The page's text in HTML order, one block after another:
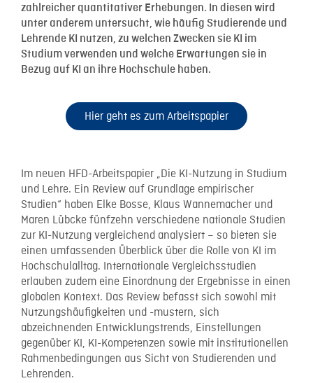
zahlreicher quantitativer Erhebungen. In diesen wird
unter anderem untersucht, wie häufig Studierende und
Lehrende KI nutzen, zu welchen Zwecken sie KI im
Studium verwenden und welche Erwartungen sie in
Bezug auf KI an ihre Hochschule haben.
Hier geht es zum Arbeitspapier
Im neuen HFD-Arbeitspapier „Die KI-Nutzung in Studium
und Lehre. Ein Review auf Grundlage empirischer
Studien“ haben Elke Bosse, Klaus Wannemacher und
Maren Lübcke fünfzehn verschiedene nationale Studien
zur KI-Nutzung vergleichend analysiert – so bieten sie
einen umfassenden Überblick über die Rolle von KI im
Hochschulalltag. Internationale Vergleichsstudien
erlauben zudem eine Einordnung der Ergebnisse in einen
globalen Kontext. Das Review befasst sich sowohl mit
Nutzungshäufigkeiten und -mustern, sich
abzeichnenden Entwicklungstrends, Einstellungen
gegenüber KI, KI-Kompetenzen sowie mit institutionellen
Rahmenbedingungen aus Sicht von Studierenden und
Lehrenden.